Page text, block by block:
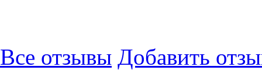
Все отзывы Добавить